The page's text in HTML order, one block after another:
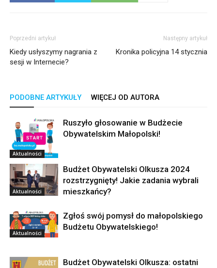
Poprzedni artykuł
Kiedy usłyszymy nagrania z
sesji w Internecie?
Następny artykuł
Kronika policyjna 14 stycznia
PODOBNE ARTYKUŁY WIĘCEJ OD AUTORA
Aktualności
Ruszyło głosowanie w Budżecie
Obywatelskim Małopolski!
Aktualności
Budżet Obywatelski Olkusza 2024
rozstrzygnięty! Jakie zadania wybrali
mieszkańcy?
Aktualności
Zgłoś swój pomysł do małopolskiego
Budżetu Obywatelskiego!
Budżet Obywatelski Olkusza: ostatni